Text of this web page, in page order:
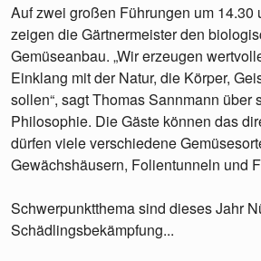
Auf zwei großen Führungen um 14.30
zeigen die Gärtnermeister den
Gemüseanbau. „Wir erzeugen
Einklang mit der Natur, die Körper,
sollen“, sagt Thomas Sannmann über
Philosophie. Die Gäste können das
dürfen viele verschiedene
Gewächshäusern, Folientunneln und
Schwerpunktthema sind dieses Jahr
Schädlingsbekämpfung...